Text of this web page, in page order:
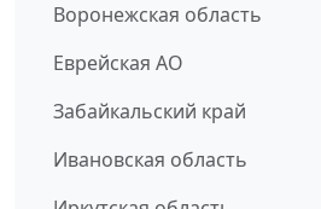
Воронежская область
Еврейская АО
Забайкальский край
Ивановская область